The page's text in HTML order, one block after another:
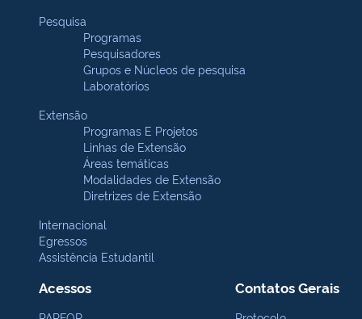
Pesquisa
Programas
Pesquisadores
Grupos e Núcleos de pesquisa
Laboratórios
Extensão
Programas E Projetos
Linhas de Extensão
Áreas temáticas
Modalidades de Extensão
Diretrizes de Extensão
Internacional
Egressos
Assistência Estudantil
Acessos Contatos Gerais